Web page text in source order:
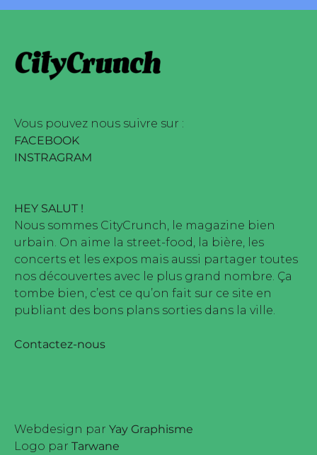
déposée • Tous droits
par Buena Onda Web •
Vous pouvez nous suivre sur :
FACEBOOK
INSTRAGRAM
HEY SALUT !
Nous sommes CityCrunch, le magazine bien
urbain. On aime la street-food, la bière, les
concerts et les expos mais aussi partager toutes
nos découvertes avec le plus grand nombre. Ça
tombe bien, c’est ce qu’on fait sur ce site en
publiant des bons plans sorties dans la ville.
Contactez-nous
Webdesign par Yay Graphisme
Logo par Tarwane